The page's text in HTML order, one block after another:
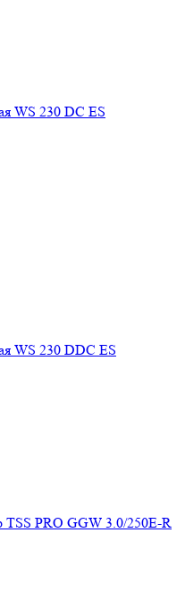
WS 230 DC ES
WS 230 DDC ES
TSS PRO GGW 3.0/250E-R